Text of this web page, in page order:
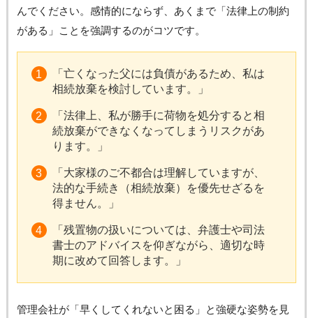
んでください。感情的にならず、あくまで「法律上の制約
がある」ことを強調するのがコツです。
「亡くなった父には負債があるため、私は
相続放棄を検討しています。」
「法律上、私が勝手に荷物を処分すると相
続放棄ができなくなってしまうリスクがあ
ります。」
「大家様のご不都合は理解していますが、
法的な手続き（相続放棄）を優先せざるを
得ません。」
「残置物の扱いについては、弁護士や司法
書士のアドバイスを仰ぎながら、適切な時
期に改めて回答します。」
管理会社が「早くしてくれないと困る」と強硬な姿勢を見